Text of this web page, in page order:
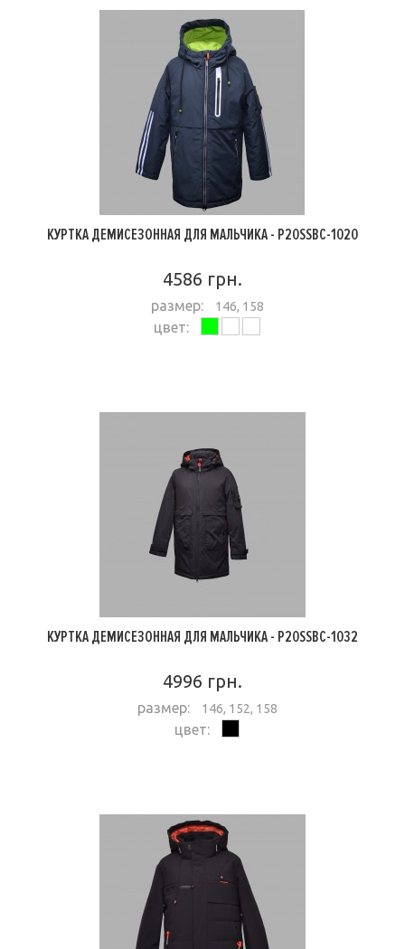
КУРТКА ДЕМИСЕЗОННАЯ ДЛЯ МАЛЬЧИКА - P20SSBC-1020
4586 грн.
размер: 146, 158
цвет:
КУРТКА ДЕМИСЕЗОННАЯ ДЛЯ МАЛЬЧИКА - P20SSBC-1032
4996 грн.
размер: 146, 152, 158
цвет: